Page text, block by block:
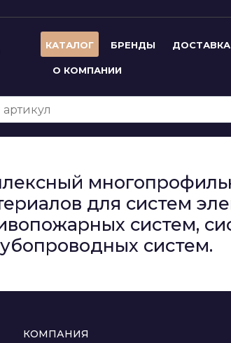
КАТАЛОГ БРЕНДЫ ДОСТАВКА
О КОМПАНИИ
для систем
систем,
систем.
КОМПАНИЯ